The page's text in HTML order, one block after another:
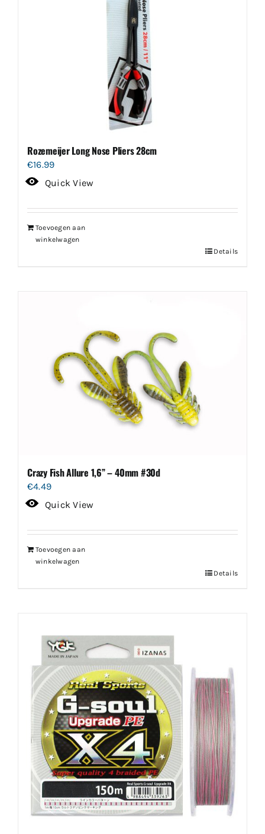
Rozemeijer Long Nose Pliers 28cm
€16.99
Quick View
Toevoegen aan
winkelwagen
Details
Crazy Fish Allure 1,6” – 40mm #30d
€4.49
Quick View
Toevoegen aan
winkelwagen
Details